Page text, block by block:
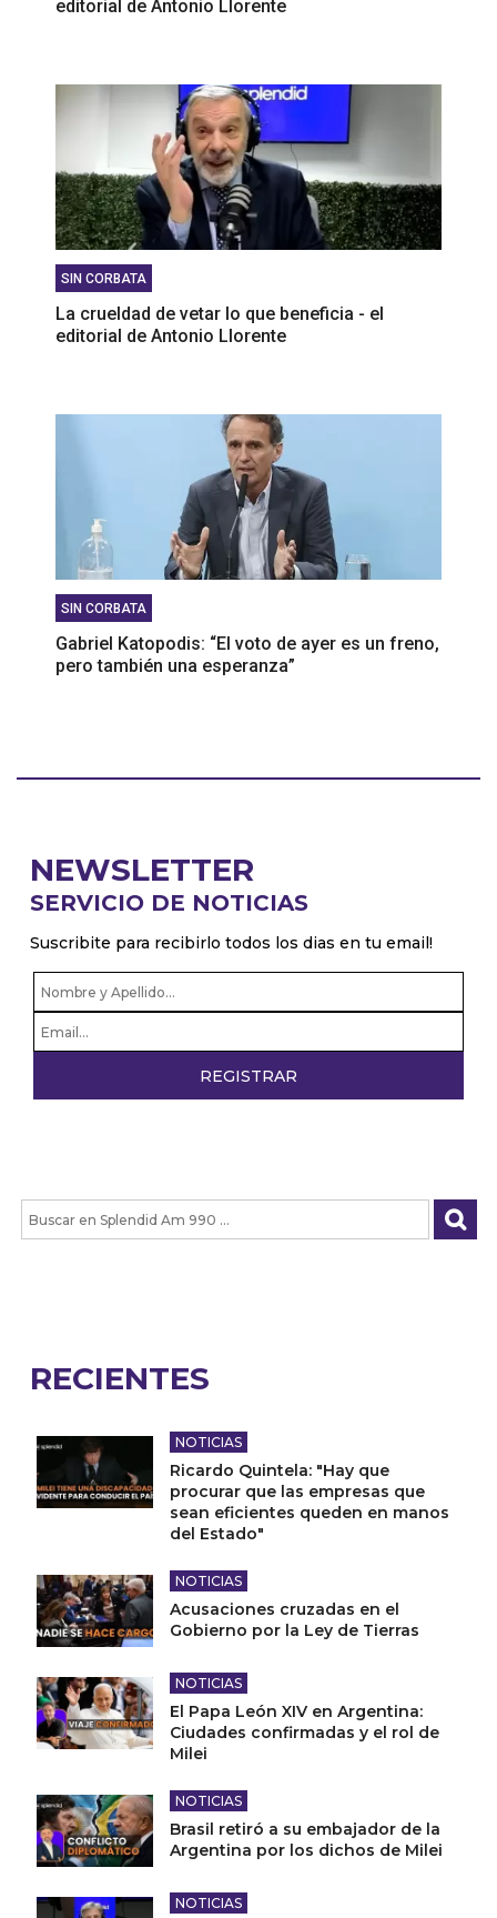
editorial de Antonio Llorente
SIN CORBATA
La crueldad de vetar lo que beneficia - el
editorial de Antonio Llorente
SIN CORBATA
Gabriel Katopodis: “El voto de ayer es un freno,
pero también una esperanza”
NEWSLETTER
SERVICIO DE NOTICIAS
Suscribite para recibirlo todos los dias en tu email!
RECIENTES
NOTICIAS
Ricardo Quintela: "Hay que
procurar que las empresas que
sean eficientes queden en manos
del Estado"
NOTICIAS
Acusaciones cruzadas en el
Gobierno por la Ley de Tierras
NOTICIAS
El Papa León XIV en Argentina:
Ciudades confirmadas y el rol de
Milei
NOTICIAS
Brasil retiró a su embajador de la
Argentina por los dichos de Milei
NOTICIAS